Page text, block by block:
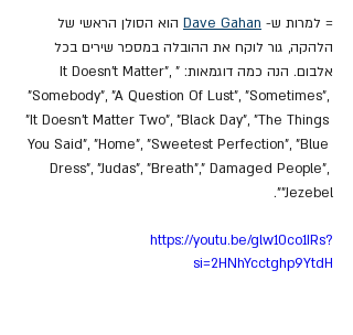
= למרות ש- Dave Gahan הוא הסולן הראשי של
הלהקה, גור לוקח את ההובלה במספר שירים בכל
אלבום. הנה כמה דוגמאות: "
It Doesn't Matter",
"Somebody", "A Question Of Lust", "Sometimes",
"It Doesn't Matter Two", "Black Day", "The Things
You Said", "Home", "Sweetest Perfection", "Blue
Dress", "Judas", "Breath"," Damaged People",
"Jezebel".
https://youtu.be/glw10co1IRs?
si=2HNhYcctghp9YtdH